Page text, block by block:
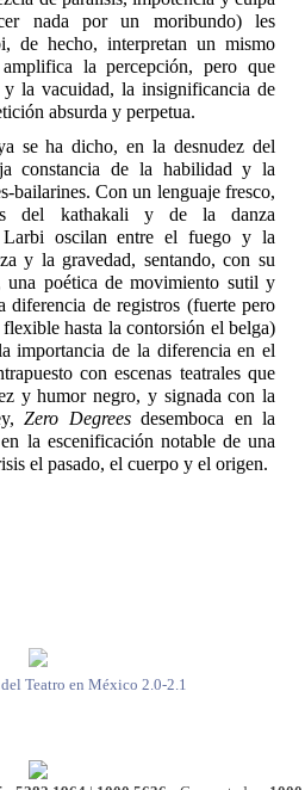
nada por un moribundo) les
de hecho, interpretan un mismo
la percepción, pero que
la vacuidad, la insignificancia de
absurda y perpetua.
se ha dicho, en la desnudez del
constancia de la habilidad y la
bailarines. Con un lenguaje fresco,
del kathakali y de la danza
Larbi oscilan entre el fuego y la
y la gravedad, sentando, con su
una poética de movimiento sutil y
diferencia de registros (fuerte pero
hasta la contorsión el belga)
importancia de la diferencia en el
con escenas teatrales que
y humor negro, y signada con la
Zero Degreesdesemboca en la
la escenificación notable de una
el pasado, el cuerpo y el origen.
Teatro en México 2.0-2.1